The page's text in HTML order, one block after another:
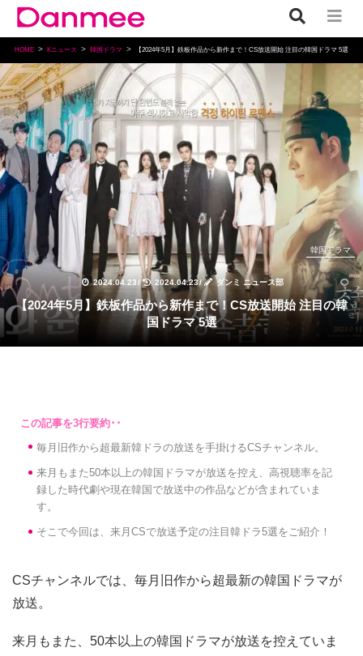
HOME Kニュース 韓国ドラマ 【2024年5月】鉄板作品から新作まで！CS放送開始 注目の韓国ドラマ 5選
2024.04.23/ 2024.04.23/ ダンミ ニュース部
韓国ドラマ
【2024年5月】鉄板作品から新作まで！CS放送開始 注目の韓
国ドラマ 5選
毎月旧作から超最新韓ドラの放送を手掛けるCSチャンネル。
来月もまた50本以上の韓国ドラマが放送を控え、高視聴率を記
録した時代劇や現在韓国で放送中の作品などが含まれていま
す。
そこで今回は、来月CSで放送予定の注目韓ドラ5選をご紹介！
CSチャンネルでは、毎月旧作から超最新の韓国ドラマが
放送。
来月もまた、50本以上の韓国ドラマが放送を控えていま